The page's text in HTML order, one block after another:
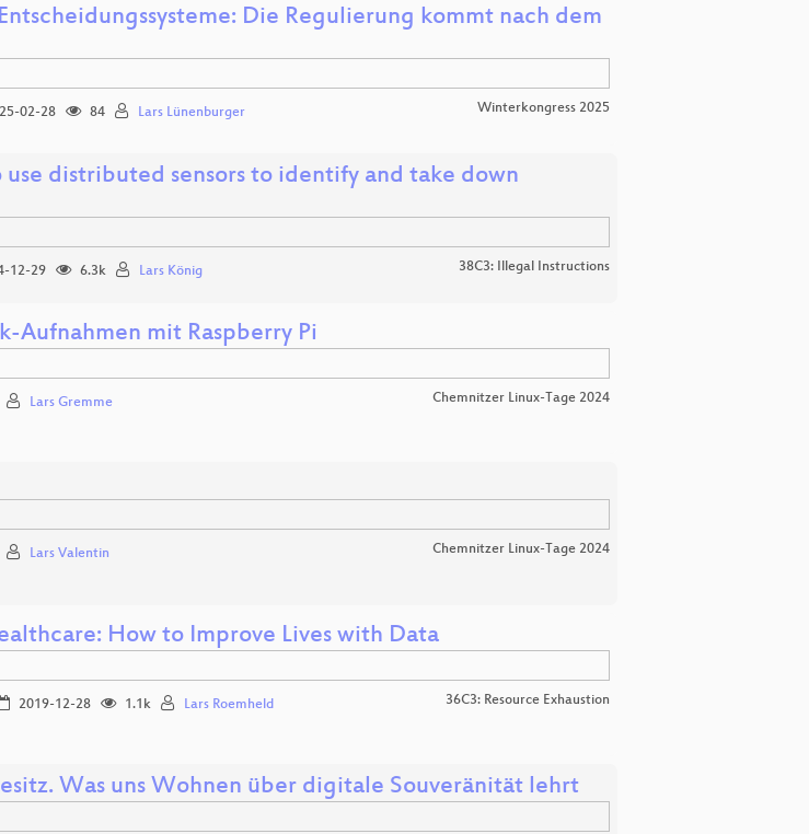
Die Regulierung kommt nach dem
02-28 84 Lars Lünenburger Winterkongress 2025
distributed sensors to identify and take down
12-29 6.3k Lars König 38C3: Illegal Instructions
Aufnahmen mit Raspberry Pi
Lars Gremme Chemnitzer Linux-Tage 2024
Lars Valentin Chemnitzer Linux-Tage 2024
How to Improve Lives with Data
2019-12-28 1.1k Lars Roemheld 36C3: Resource Exhaustion
Was uns Wohnen über digitale Souveränität lehrt